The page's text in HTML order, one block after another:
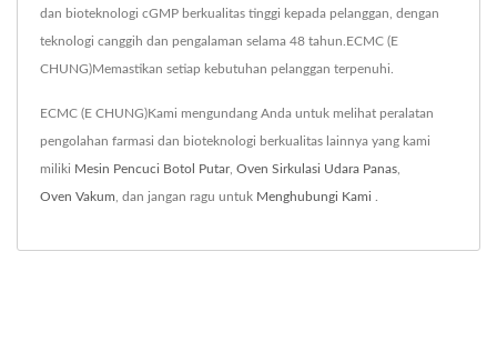
dan bioteknologi cGMP berkualitas tinggi kepada pelanggan, dengan
teknologi canggih dan pengalaman selama 48 tahun.ECMC (E
CHUNG)Memastikan setiap kebutuhan pelanggan terpenuhi.
ECMC (E CHUNG)Kami mengundang Anda untuk melihat peralatan
pengolahan farmasi dan bioteknologi berkualitas lainnya yang kami
miliki Mesin Pencuci Botol Putar, Oven Sirkulasi Udara Panas
Oven Vakum , dan jangan ragu untuk Menghubungi Kami